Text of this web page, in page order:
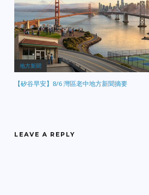
地方新聞
【矽谷早安】8/6 灣區老中地方新聞摘要
LEAVE A REPLY